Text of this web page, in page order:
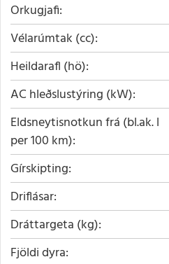
Orkugjafi
Vélarúmtak (cc)
Heildarafl (hö)
AC hleðslustýring (kW)
Eldsneytisnotkun frá (bl.ak. l
per 100 km)
Gírskipting
Driflásar
Dráttargeta (kg)
Fjöldi dyra